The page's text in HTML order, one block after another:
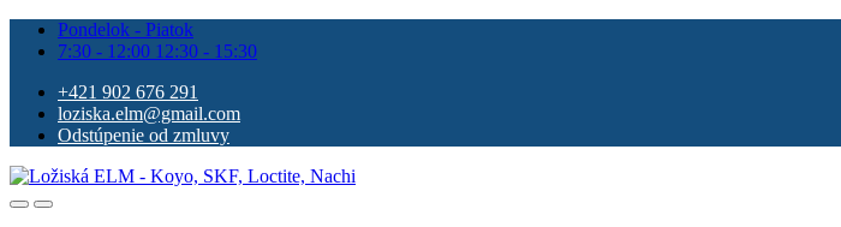
Pondelok - Piatok
7:30 - 12:00 12:30 - 15:30
+421 902 676 291
loziska.elm@gmail.com
Odstúpenie od zmluvy